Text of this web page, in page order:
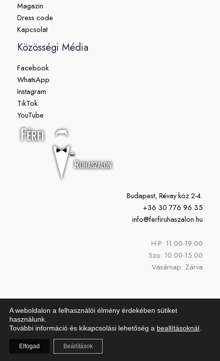
Magazin
Dress code
Kapcsolat
Közösségi Média
Facebook
WhatsApp
Instagram
TikTok
YouTube
Budapest, Révay köz 2-4.
+36 30 776 96 35
info@ferfiruhaszalon.hu
H-P: 11:00-19:00
Szo: 10:00-15:00
Vasárnap: Zárva
Copyright © 2026 Férfi Ruhaszalon | Powered by Férfi Ruhaszalon
A weboldalon a felhasználói élmény érdekében sütiket
használunk.
További információ és kikapcsolási lehetőség a beallításoknál
Elfogad Beállítások